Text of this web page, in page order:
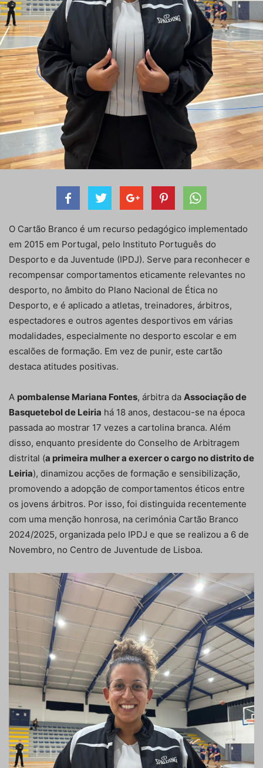
O Cartão Branco é um recurso pedagógico implementado
em 2015 em Portugal, pelo Instituto Português do
Desporto e da Juventude (IPDJ). Serve para reconhecer e
recompensar comportamentos eticamente relevantes no
desporto, no âmbito do Plano Nacional de Ética no
Desporto, e é aplicado a atletas, treinadores, árbitros,
espectadores e outros agentes desportivos em várias
modalidades, especialmente no desporto escolar e em
escalões de formação. Em vez de punir, este cartão
destaca atitudes positivas.
A pombalense Mariana Fontes, árbitra da Associação de
Basquetebol de Leiria há 18 anos, destacou-se na época
passada ao mostrar 17 vezes a cartolina branca. Além
disso, enquanto presidente do Conselho de Arbitragem
distrital (a primeira mulher a exercer o cargo no distrito de
Leiria), dinamizou acções de formação e sensibilização,
promovendo a adopção de comportamentos éticos entre
os jovens árbitros. Por isso, foi distinguida recentemente
com uma menção honrosa, na cerimónia Cartão Branco
2024/2025, organizada pelo IPDJ e que se realizou a 6 de
Novembro, no Centro de Juventude de Lisboa.